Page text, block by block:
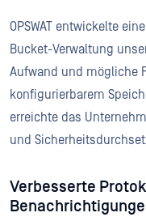
OPSWAT entwickelte
Bucket-Verwaltung
Aufwand und mögliche
konfigurierbarem
erreichte das
und
Verbesserte